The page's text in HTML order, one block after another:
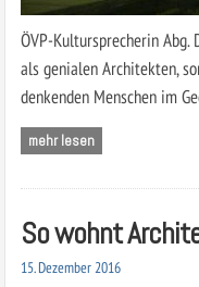
ÖVP-Kultursprecherin
als genialen Architekten,
denkenden Menschen im
mehr lesen
So wohnt
15. Dezember 2016